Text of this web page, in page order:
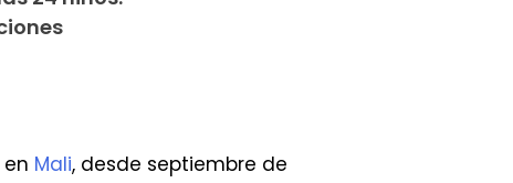
Mali, desde septiembre de